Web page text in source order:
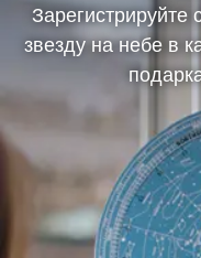
звезду на небе в